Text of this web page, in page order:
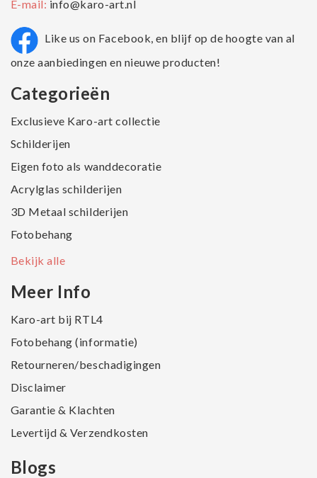
E-mail: info@karo-art.nl
Like us on Facebook, en blijf op de hoogte van al
onze aanbiedingen en nieuwe producten!
Categorieën
Exclusieve Karo-art collectie
Schilderijen
Eigen foto als wanddecoratie
Acrylglas schilderijen
3D Metaal schilderijen
Fotobehang
Bekijk alle
Meer Info
Karo-art bij RTL4
Fotobehang (informatie)
Retourneren/beschadigingen
Disclaimer
Garantie & Klachten
Levertijd & Verzendkosten
Blogs